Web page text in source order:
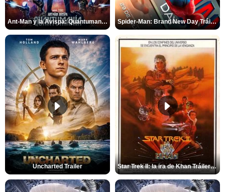
Ant-Man y la Avispa: Quantumanía Tráiler (2) Spider-Man: Brand New Day Tráiler (3)
Uncharted Trailer Star Trek II: la ira de Khan Tráiler VO